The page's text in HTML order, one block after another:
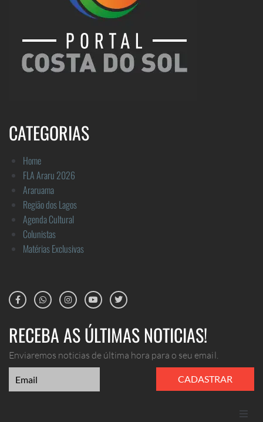
CATEGORIAS
Home
FLA Araru 2026
Araruama
Região dos Lagos
Agenda Cultural
Colunistas
Matérias Exclusivas
RECEBA AS ÚLTIMAS NOTICIAS!
Enviaremos noticias de última hora para o seu email.
CADASTRAR